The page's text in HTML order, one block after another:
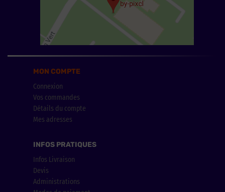
MON COMPTE
Connexion
Vos commandes
Détails du compte
Mes adresses
INFOS PRATIQUES
Infos Livraison
Devis
Administrations